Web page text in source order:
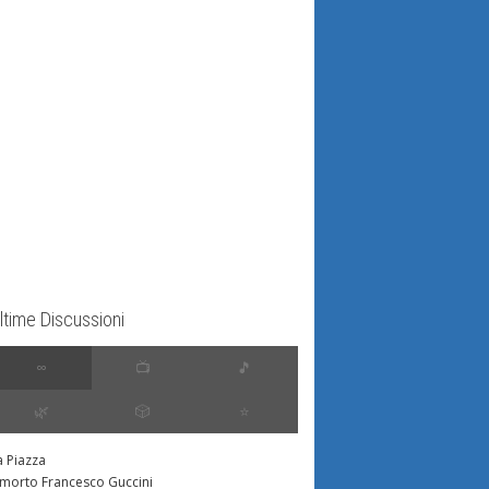
Discussioni
∞ 📺 🎵
🌿 🎲 ⭐️
Piazza
Francesco Guccini